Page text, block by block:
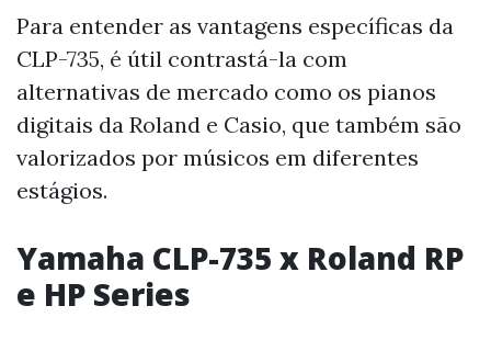
Para entender as vantagens específicas da
CLP-735, é útil contrastá-la com
alternativas de mercado como os pianos
digitais da Roland e Casio, que também são
valorizados por músicos em diferentes
estágios.
Yamaha CLP-735 x Roland RP
e HP Series